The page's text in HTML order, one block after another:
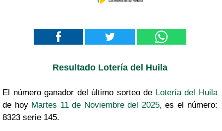
Resultado Lotería del Huila
El número ganador del último sorteo de Lotería del Huila
de hoy Martes 11 de Noviembre del 2025, es el número:
8323 serie 145.